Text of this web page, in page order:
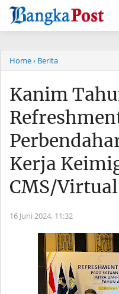
-->
Home› Berita
Kanim
Kerja
CMS/
16 Juni 2024, 11:32